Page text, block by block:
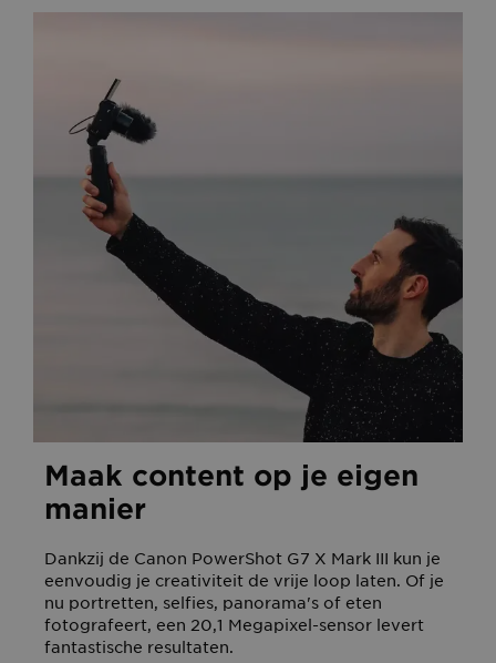
Maak content op je eigen
manier
Dankzij de Canon PowerShot G7 X Mark III kun je
eenvoudig je creativiteit de vrije loop laten. Of je
nu portretten, selfies, panorama's of eten
fotografeert, een 20,1 Megapixel-sensor levert
fantastische resultaten.